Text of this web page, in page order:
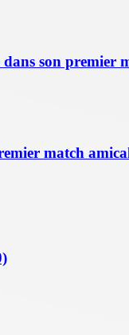
son premier
match